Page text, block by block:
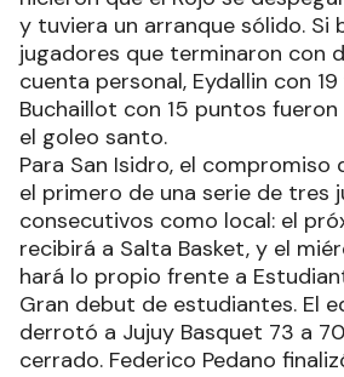
y tuviera un arranque sólido. Si
jugadores que terminaron con
cuenta personal, Eydallin con
Buchaillot con 15 puntos
el goleo santo.
Para San Isidro, el compromiso
el primero de una serie de tres
consecutivos como local: el
recibirá a Salta Basket, y el
hará lo propio frente a
Gran debut de estudiantes. El
derrotó a Jujuy Basquet 73 a
cerrado. Federico Pedano